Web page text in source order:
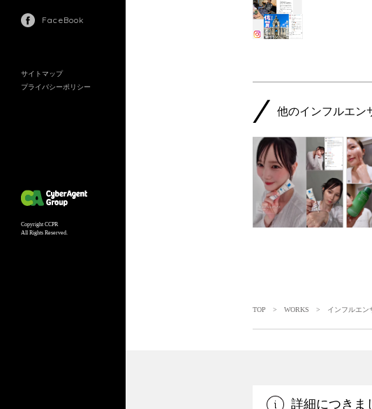
FaceBook
サイトマップ
プライバシーポリシー
Copyright CCPR
All Rights Reserved.
他のインフルエン
TOP > WORKS > インフルエン
詳細につきま